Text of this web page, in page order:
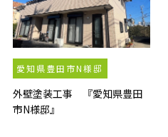
愛知県豊田市N様邸
外壁塗装工事 『愛知県豊田
市N様邸』